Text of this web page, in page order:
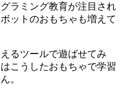
ラミング教育が注目され
ットのおもちゃも増えて
るツールで遊ばせてみ
こうしたおもちゃで学習
。